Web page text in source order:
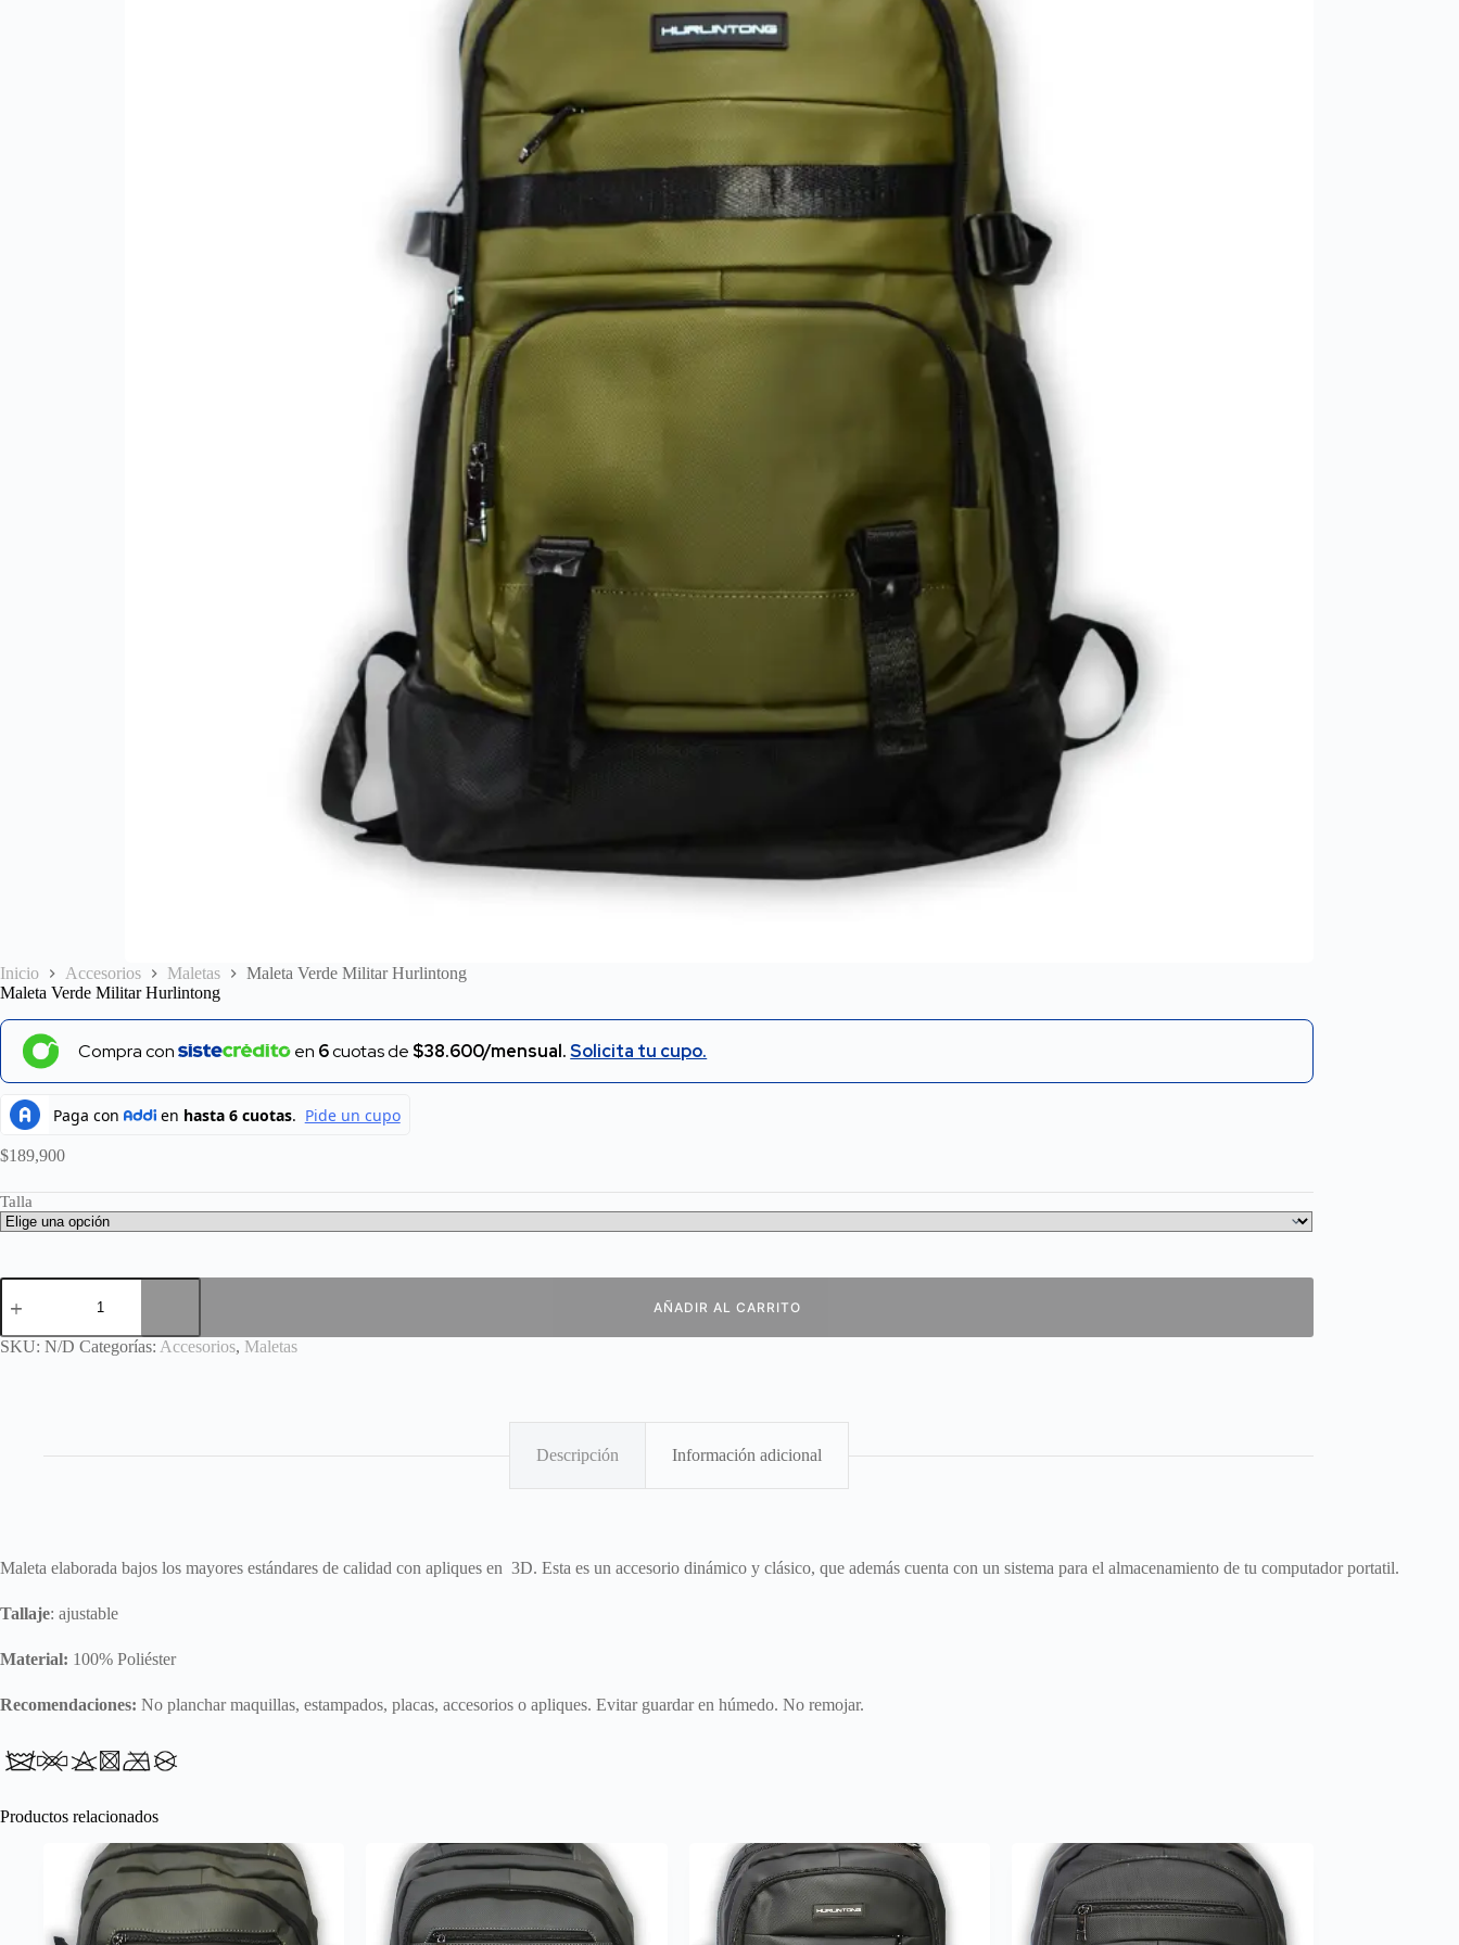
Inicio Accesorios Maletas
Maleta Verde Militar Hurlintong
Maleta Verde Militar Hurlintong
Compra con en 6cuotas de $38.600/mensual.Solicita tu cupo.
$189,900
Talla
Maleta
Verde
Hurlintong
AÑADIR AL CARRITO
SKU: N/D Categorías: Accesorios, Maletas
Descripción Información adicional
Maleta elaborada bajos los mayores estándares de calidad con apliques en 3D. Esta es un accesorio dinámico y clásico, que además cuenta con un sistema para el almacenamiento de tu computador portatil.
Tallaje: ajustable
Material: 100% Poliéster
Recomendaciones: No planchar maquillas, estampados, placas, accesorios o apliques. Evitar guardar en húmedo. No remojar.
Productos relacionados